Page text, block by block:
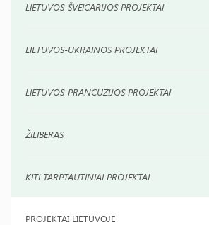
LIETUVOS-ŠVEICARIJOS PROJEKTAI
LIETUVOS-UKRAINOS PROJEKTAI
LIETUVOS-PRANCŪZIJOS PROJEKTAI
ŽILIBERAS
KITI TARPTAUTINIAI PROJEKTAI
PROJEKTAI LIETUVOJE